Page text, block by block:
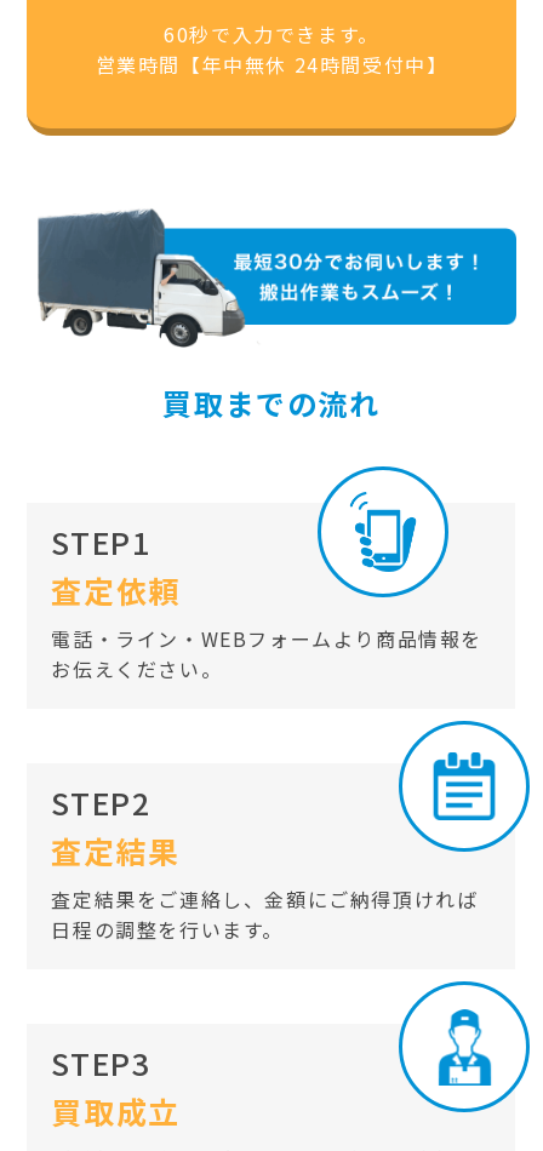
60秒で入力できます。
営業時間【年中無休 24時間受付中】
買取までの流れ
STEP1
査定依頼
電話・ライン・WEBフォームより商品情報を
お伝えください。
STEP2
査定結果
査定結果をご連絡し、金額にご納得頂ければ
日程の調整を行います。
STEP3
買取成立